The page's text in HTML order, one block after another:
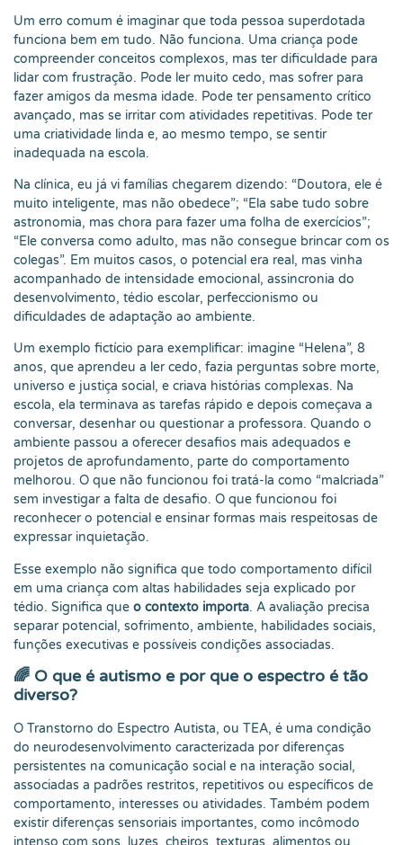
Um erro comum é imaginar que toda pessoa superdotada
funciona bem em tudo. Não funciona. Uma criança pode
compreender conceitos complexos, mas ter dificuldade para
lidar com frustração. Pode ler muito cedo, mas sofrer para
fazer amigos da mesma idade. Pode ter pensamento crítico
avançado, mas se irritar com atividades repetitivas. Pode ter
uma criatividade linda e, ao mesmo tempo, se sentir
inadequada na escola.
Na clínica, eu já vi famílias chegarem dizendo: “Doutora, ele é
muito inteligente, mas não obedece”; “Ela sabe tudo sobre
astronomia, mas chora para fazer uma folha de exercícios”;
“Ele conversa como adulto, mas não consegue brincar com os
colegas”. Em muitos casos, o potencial era real, mas vinha
acompanhado de intensidade emocional, assincronia do
desenvolvimento, tédio escolar, perfeccionismo ou
dificuldades de adaptação ao ambiente.
Um exemplo fictício para exemplificar: imagine “Helena”, 8
anos, que aprendeu a ler cedo, fazia perguntas sobre morte,
universo e justiça social, e criava histórias complexas. Na
escola, ela terminava as tarefas rápido e depois começava a
conversar, desenhar ou questionar a professora. Quando o
ambiente passou a oferecer desafios mais adequados e
projetos de aprofundamento, parte do comportamento
melhorou. O que não funcionou foi tratá-la como “malcriada”
sem investigar a falta de desafio. O que funcionou foi
reconhecer o potencial e ensinar formas mais respeitosas de
expressar inquietação.
Esse exemplo não significa que todo comportamento difícil
em uma criança com altas habilidades seja explicado por
tédio. Significa que o contexto importa. A avaliação precisa
separar potencial, sofrimento, ambiente, habilidades sociais,
funções executivas e possíveis condições associadas.
🌈 O que é autismo e por que o espectro é tão
diverso?
O Transtorno do Espectro Autista, ou TEA, é uma condição
do neurodesenvolvimento caracterizada por diferenças
persistentes na comunicação social e na interação social,
associadas a padrões restritos, repetitivos ou específicos de
comportamento, interesses ou atividades. Também podem
existir diferenças sensoriais importantes, como incômodo